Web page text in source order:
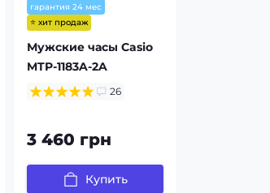
гарантия 24 мес
⭐ хит продаж
Мужские часы Casio
MTP-1183A-2A
26
3 460 грн
Купить